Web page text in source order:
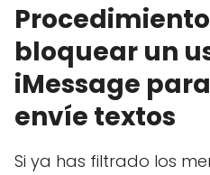
bloquear un
iMessage
envíe textos
Si ya has filtrado los